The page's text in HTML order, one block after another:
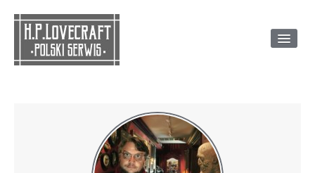
OPOWIADANIA, NOWELE, POWIEŚCI